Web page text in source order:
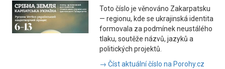
Toto číslo je věnováno Zakarpatsku
— regionu, kde se ukrajinská identita
formovala za podmínek neustálého
tlaku, soutěže názvů, jazyků a
politických projektů.
→ Číst aktuální číslo na Porohy.cz